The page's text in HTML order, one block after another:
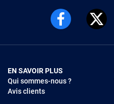
EN SAVOIR PLUS
Qui sommes-nous ?
Avis clients